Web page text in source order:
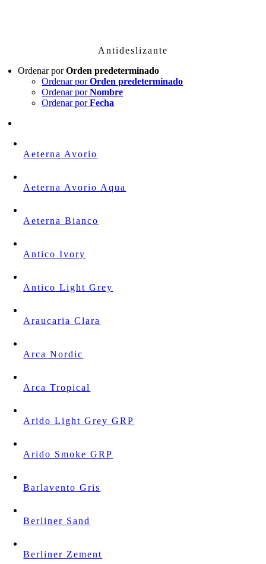
Antideslizante
Ordenar porOrden predeterminado
Ordenar porOrden predeterminado
Ordenar porNombre
Ordenar porFecha
Aeterna Avorio
Aeterna Avorio Aqua
Aeterna Bianco
Antico Ivory
Antico Light Grey
Araucaria Clara
Arca Nordic
Arca Tropical
Arido Light Grey GRP
Arido Smoke GRP
Barlavento Gris
Berliner Sand
Berliner Zement